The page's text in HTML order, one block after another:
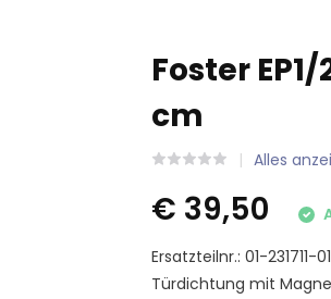
Foster
cm
Alles
€ 39,50
Ersatzteilnr.: 01-231711-01
Türdichtung mit